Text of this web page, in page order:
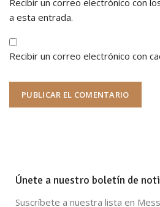
a esta entrada.
Recibir un correo electrónico con
Únete a nuestro boletín de
Suscríbete a nuestra lista en